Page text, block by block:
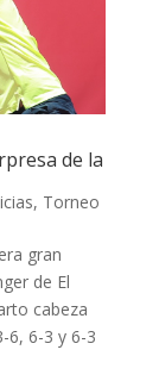
de la
, Torneo
gran
de El
cabeza
6, 6-3 y 6-3